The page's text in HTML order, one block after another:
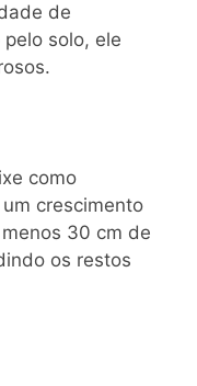
de
solo, ele
como
crescimento
30 cm de
os restos